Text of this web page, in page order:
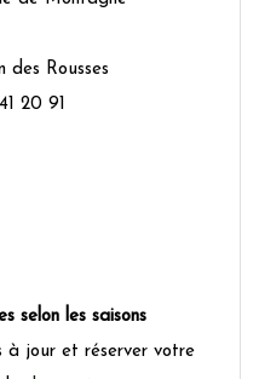
Rousses
20 91
selon les saisons
à jour et réserver votre